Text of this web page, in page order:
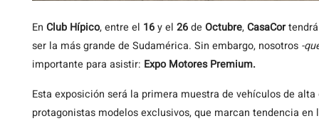
En Club Hípico, entre el 16y el 26de Octubre,CasaCortendrá
ser la más grande de Sudamérica. Sin embargo, nosotros -
importante para asistir: Expo Motores Premium.
Esta exposición será la primera muestra de vehículos de
protagonistas modelos exclusivos, que marcan tendencia